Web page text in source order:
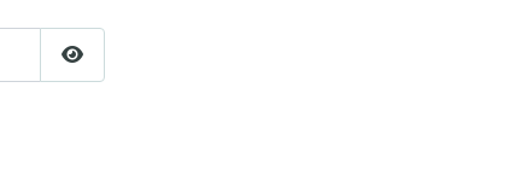
Afficher le mot de passe